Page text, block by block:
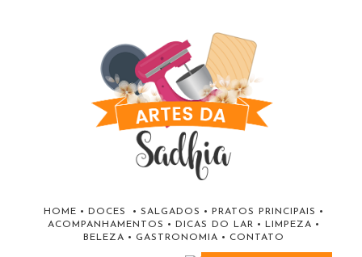
HOME • DOCES • SALGADOS • PRATOS PRINCIPAIS •
ACOMPANHAMENTOS • DICAS DO LAR • LIMPEZA •
BELEZA • GASTRONOMIA • CONTATO